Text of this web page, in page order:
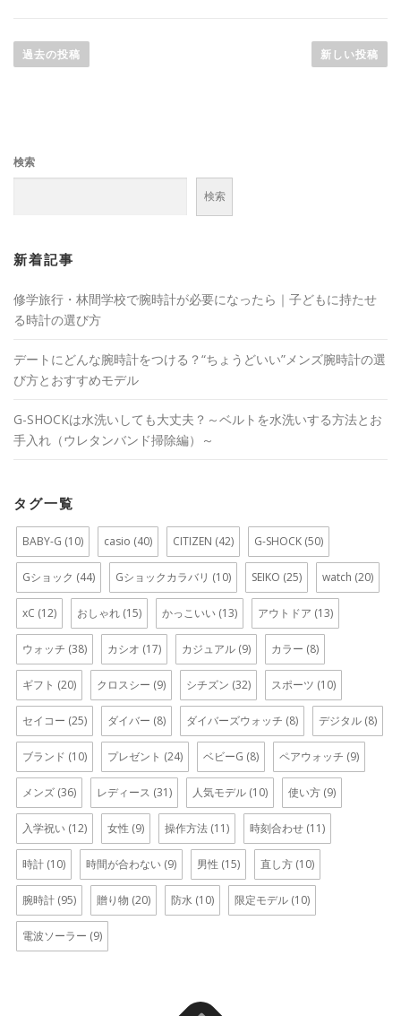
稿
シ
過去の投稿 新しい投稿
検索
検索
新着記事
修学旅行・林間学校で腕時計が必要になったら｜子どもに持たせ
る時計の選び方
デートにどんな腕時計をつける？“ちょうどいい”メンズ腕時計の選
び方とおすすめモデル
G-SHOCKは水洗いしても大丈夫？～ベルトを水洗いする方法とお
手入れ（ウレタンバンド掃除編）～
タグ一覧
BABY-G (10) casio (40) CITIZEN (42) G-SHOCK (50)
Gショック (44) Gショックカラバリ (10) SEIKO (25) watch (20)
xC (12) おしゃれ (15) かっこいい (13) アウトドア (13)
ウォッチ (38) カシオ (17) カジュアル (9) カラー (8)
ギフト (20) クロスシー (9) シチズン (32) スポーツ (10)
セイコー (25) ダイバー (8) ダイバーズウォッチ (8) デジタル (8)
ブランド (10) プレゼント (24) ベビーG (8) ペアウォッチ (9)
メンズ (36) レディース (31) 人気モデル (10) 使い方 (9)
入学祝い (12) 女性 (9) 操作方法 (11) 時刻合わせ (11)
時計 (10) 時間が合わない (9) 男性 (15) 直し方 (10)
腕時計 (95) 贈り物 (20) 防水 (10) 限定モデル (10)
電波ソーラー (9)